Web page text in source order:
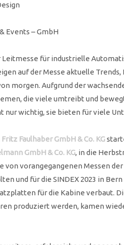
Events – GmbH
Leitmesse für industrielle
auf der Messe aktuelle
morgen. Aufgrund der
die viele umtreibt und
nur wichtig, sie bieten für viele
Fritz Faulhaber GmbH & Co. KG
GmbH & Co. KG, in die
von vorangegangenen Messen der
und für die SINDEX 2023 in
für die Kabine verbaut.
produziert werden, kamen